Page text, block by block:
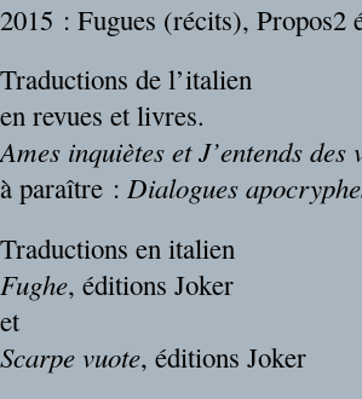
2015 : Fugues (récits), Propos2
Traductions de l’italien
en revues et livres.
Ames inquiètes et J’entends des
à paraître : Dialogues
Traductions en italien
Fughe, éditions Joker
et
Scarpe vuote, éditions Joker